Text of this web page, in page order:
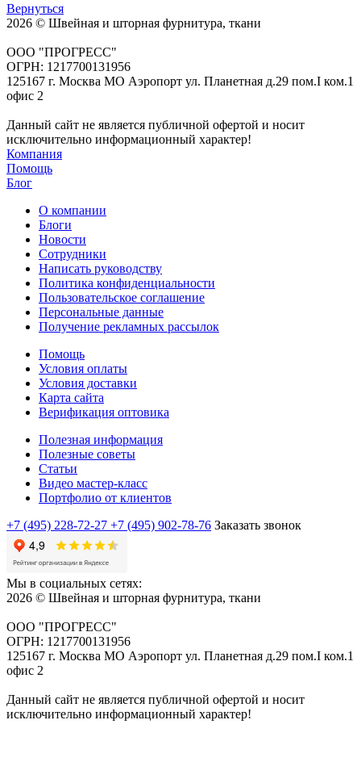
Вернуться
2026 © Швейная и шторная фурнитура, ткани
ООО "ПРОГРЕСС"
ОГРН: 1217700131956
125167 г. Москва МО Аэропорт ул. Планетная д.29 пом.I ком.1
офис 2
Данный сайт не является публичной офертой и носит
исключительно информационный характер!
Компания
Помощь
Блог
О компании
Блоги
Новости
Сотрудники
Написать руководству
Политика конфиденциальности
Пользовательское соглашение
Персональные данные
Получение рекламных рассылок
Помощь
Условия оплаты
Условия доставки
Карта сайта
Верификация оптовика
Полезная информация
Полезные советы
Статьи
Видео мастер-класс
Портфолио от клиентов
+7 (495) 228-72-27 +7 (495) 902-78-76 Заказать звонок
Мы в социальных сетях:
2026 © Швейная и шторная фурнитура, ткани
ООО "ПРОГРЕСС"
ОГРН: 1217700131956
125167 г. Москва МО Аэропорт ул. Планетная д.29 пом.I ком.1
офис 2
Данный сайт не является публичной офертой и носит
исключительно информационный характер!